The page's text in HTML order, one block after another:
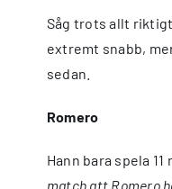
Såg trots allt
extremt snabb,
sedan.
Romero
Hann bara spela
match att Romero